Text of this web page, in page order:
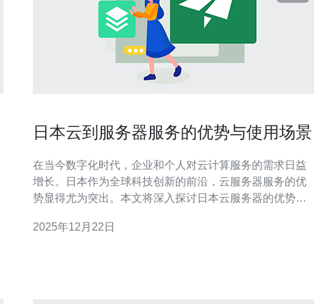
日本云到服务器服务的优势与使用场景
在当今数字化时代，企业和个人对云计算服务的需求日益
增长。日本作为全球科技创新的前沿，云服务器服务的优
势显得尤为突出。本文将深入探讨日本云服务器的优势以
务器以其高速的网络连接而闻名，尤其适合需要快速数据
2025年12月22日